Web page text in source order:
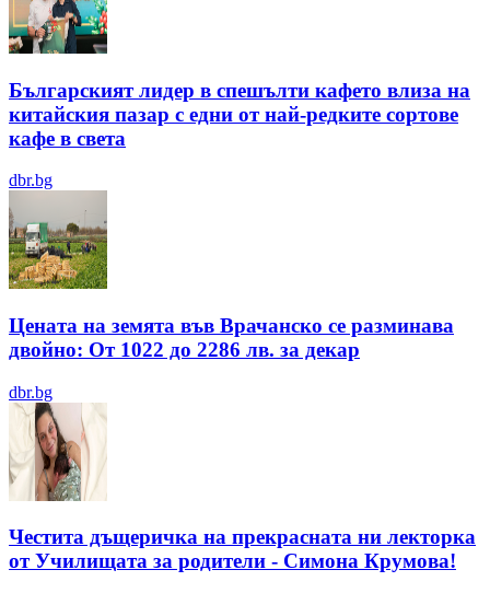
Българският лидер в спешълти кафето влиза на
китайския пазар с едни от най-редките сортове
кафе в света
dbr.bg
Цената на земята във Врачанско се разминава
двойно: От 1022 до 2286 лв. за декар
dbr.bg
Честита дъщеричка на прекрасната ни лекторка
от Училищата за родители - Симона Крумова!